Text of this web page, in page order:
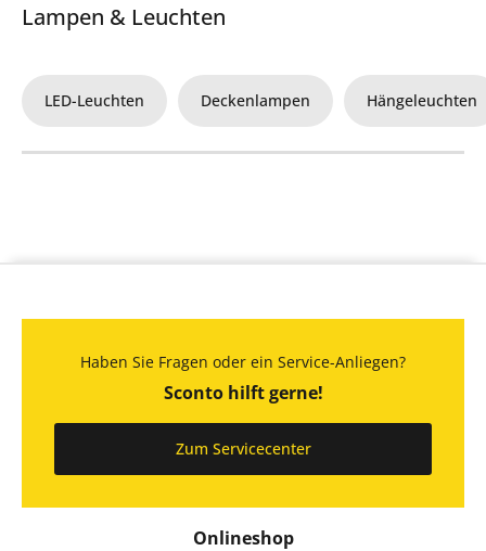
Lampen & Leuchten
LED-Leuchten Deckenlampen Hängeleuchten
Onlineshop
Haben Sie Fragen oder ein Service-Anliegen?
Sconto hilft gerne!
Zum Servicecenter